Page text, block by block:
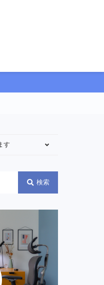
す
検索